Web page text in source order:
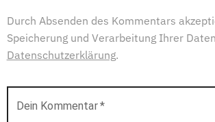
Durch Absenden des Kommentars
Speicherung und Verarbeitung Ihrer
Datenschutzerklärung.
Dein Kommentar*